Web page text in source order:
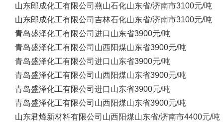
山东郎成化工有限公司 燕山石化山东省/济南市3100元/吨
山东郎成化工有限公司 吉林石化山东省/济南市3100元/吨
青岛盛泽化工有限公司 进口山东省3900元/吨
青岛盛泽化工有限公司 山西阳煤山东省3900元/吨
青岛盛泽化工有限公司 进口山东省3900元/吨
青岛盛泽化工有限公司 山西阳煤山东省3900元/吨
青岛盛泽化工有限公司 进口山东省3900元/吨
青岛盛泽化工有限公司 山西阳煤山东省3900元/吨
山东君烽新材料有限公司 山西阳煤山东省/济南市4400元/吨